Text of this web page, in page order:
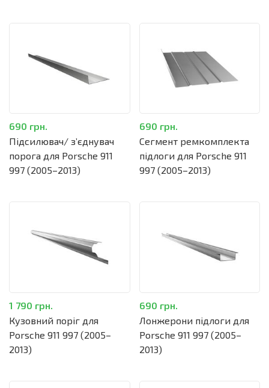
Підсилювач/ зʼєднувач
порога для Porsche 911
997 (2005–2013)
690 грн.
Сегмент ремкомплекта
підлоги для Porsche 911
997 (2005–2013)
690 грн.
Кузовний поріг для
Porsche 911 997 (2005–
2013)
1 790 грн.
Лонжерони підлоги для
Porsche 911 997 (2005–
2013)
690 грн.